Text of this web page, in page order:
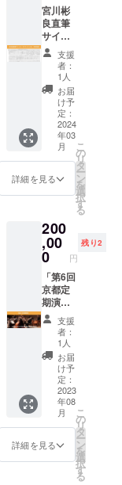
宮川彬
良直筆
サイン
入り
「マツ
ケンサ
ンバ
Ⅱ」 手
書き楽
譜 (複製
※ロット
番号入
り) 購入
プラン
秘蔵！
す前の
ボーカ
ル楽
譜！全
３ペー
ジ 額縁
に入れ
てご提
供いた
しま
す！
支援
者：
1人
お届
け予
定：
2024
年03
月
詳細を見る
こ
の
リ
タ
ー
ン
を
選
択
す
る
200
,00
0 円
残り2
「第6回
京都定
期演奏
会」 舞
台上特
別鑑賞
券 【以
下の公
演で、
ステー
ジ上に
設ける
特別
シート
にて演
支援
者：
1人
お届
け予
定：
2023
年08
月
詳細を見る
こ
の
リ
タ
ー
ン
を
選
択
す
る